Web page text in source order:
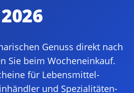
2026
Genuss direkt nach
Sie beim Wocheneinkauf.
für Lebensmittel-
und Spezialitäten-